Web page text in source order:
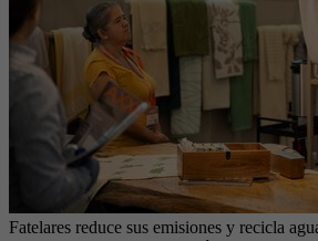
Fatelares reduce sus emisiones y recicla